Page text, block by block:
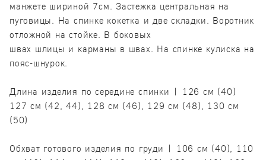
манжете шириной 7см. Застежка центральная на
пуговицы. На спинке кокетка и две складки. Воротник
отложной на стойке. В боковых
швах шлицы и карманы в швах. На спинке кулиска на
пояс-шнурок.
Длина изделия по середине спинки | 126 см (40)
127 см (42, 44), 128 см (46), 129 см (48), 130 см
(50)
Обхват готового изделия по груди | 106 см (40), 110